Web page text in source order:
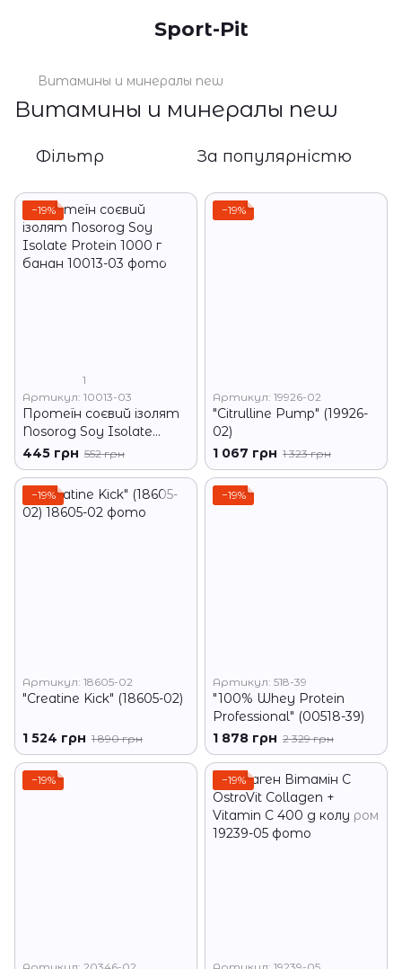
Sport-Pit
Витамины и минералы new
Витамины и минералы new
Фільтр За популярністю
−19%
1
Артикул: 10013-03
Протеїн соєвий ізолят
Nosorog Soy Isolate
Protein 1000 г банан
445 грн 552 грн
−19%
Артикул: 19926-02
"Citrulline Pump" (19926-
02)
1 067 грн 1 323 грн
−19%
Артикул: 18605-02
"Creatine Kick" (18605-02)
1 524 грн 1 890 грн
−19%
Артикул: 518-39
"100% Whey Protein
Professional" (00518-39)
1 878 грн 2 329 грн
−19% −19%